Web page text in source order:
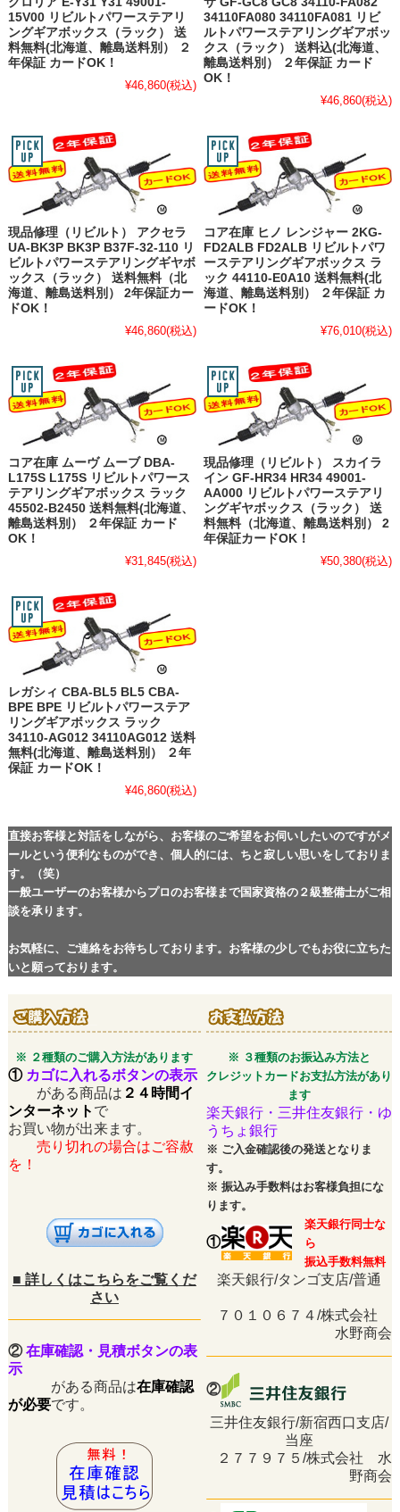
15V00 リビルトパワーステアリ
ングギアボックス（ラック） 送
料無料(北海道、離島送料別） ２
年保証 カードOK！
¥46,860(税込)
34110FA080 34110FA081 リビ
ルトパワーステアリングギアボッ
クス（ラック） 送料込(北海道、
離島送料別） ２年保証 カード
OK！
¥46,860(税込)
現品修理（リビルト） アクセラ
UA-BK3P BK3P B37F-32-110 リ
ビルトパワーステアリングギヤボ
ックス（ラック） 送料無料（北
海道、離島送料別） 2年保証カー
ドOK！
¥46,860(税込)
コア在庫 ヒノ レンジャー 2KG-
FD2ALB FD2ALB リビルトパワ
ーステアリングギアボックス ラ
ック 44110-E0A10 送料無料(北
海道、離島送料別） ２年保証 カ
ードOK！
¥76,010(税込)
コア在庫 ムーヴ ムーブ DBA-
L175S L175S リビルトパワース
テアリングギアボックス ラック
45502-B2450 送料無料(北海道、
離島送料別） ２年保証 カード
OK！
¥31,845(税込)
現品修理（リビルト） スカイラ
イン GF-HR34 HR34 49001-
AA000 リビルトパワーステアリ
ングギヤボックス（ラック） 送
料無料（北海道、離島送料別） 2
年保証カードOK！
¥50,380(税込)
レガシィ CBA-BL5 BL5 CBA-
BPE BPE リビルトパワーステア
リングギアボックス ラック
34110-AG012 34110AG012 送料
無料(北海道、離島送料別） ２年
保証 カードOK！
¥46,860(税込)
直接お客様と対話をしながら、お客様のご希望をお伺いしたいのですがメ
ールという便利なものができ、個人的には、ちと寂しい思いをしておりま
す。（笑）
一般ユーザーのお客様からプロのお客様まで国家資格の２級整備士がご相
談を承ります。
お気軽に、ご連絡をお待ちしております。お客様の少しでもお役に立ちた
いと願っております。
※ ２種類のご購入方法があります
※ ３種類のお振込み方法と
クレジットカードお支払方法があり
ます
① カゴに入れるボタンの表示
がある商品は ２４時間イ
ンターネット で
お買い物が出来ます。
売り切れの場合はご容赦
を！
楽天銀行・三井住友銀行・ゆ
うちょ銀行
※ ご入金確認後の発送となりま
す。
※ 振込み手数料はお客様負担にな
ります。
①
楽天銀行同士な
ら
振込手数料無料
■ 詳しくはこちらをご覧くだ
さい
楽天銀行/タンゴ支店/普通
７０１０６７４/株式会社
水野商会
②在庫確認・見積ボタンの表
示
がある商品は在庫確認
が必要です。
②
三井住友銀行/新宿西口支店/
当座
２７７９７５/株式会社 水
野商会